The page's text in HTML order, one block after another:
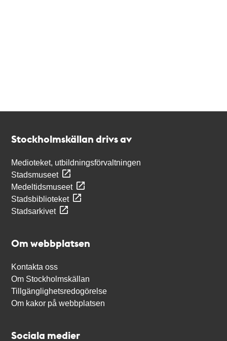
Stockholmskällan drivs av
Medioteket, utbildningsförvaltningen
Stadsmuseet
Medeltidsmuseet
Stadsbiblioteket
Stadsarkivet
Om webbplatsen
Kontakta oss
Om Stockholmskällan
Tillgänglighetsredogörelse
Om kakor på webbplatsen
Sociala medier